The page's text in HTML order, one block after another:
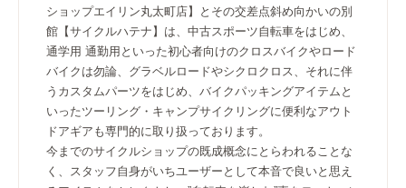
ショップエイリン丸太町店】とその交差点斜め向かいの別
館【サイクルハテナ】は、中古スポーツ自転車をはじめ、
通学用 通勤用といった初心者向けのクロスバイクやロード
バイクは勿論、グラベルロードやシクロクロス、それに伴
うカスタムパーツをはじめ、バイクパッキングアイテムと
いったツーリング・キャンプサイクリングに便利なアウト
ドアギアも専門的に取り扱っております。
今までのサイクルショップの既成概念にとらわれることな
く、スタッフ自身がいちユーザーとして本音で良いと思え